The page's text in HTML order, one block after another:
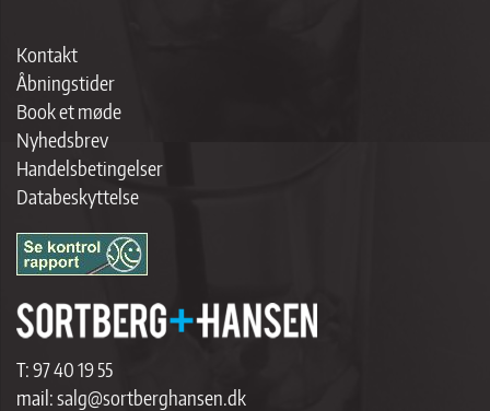
Kontakt
Åbningstider
Book et møde
Nyhedsbrev
Handelsbetingelser
Databeskyttelse
T:97 40 19 55
mail:salg@sortberghansen.dk